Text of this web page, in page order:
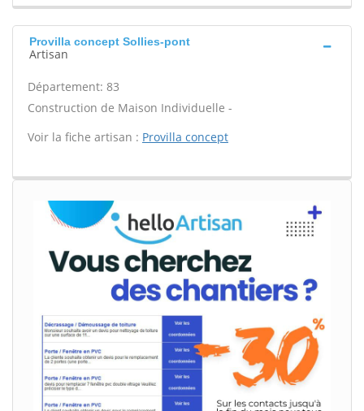
Provilla concept Sollies-pont
Artisan
Département: 83
Construction de Maison Individuelle -
Voir la fiche artisan : Provilla concept